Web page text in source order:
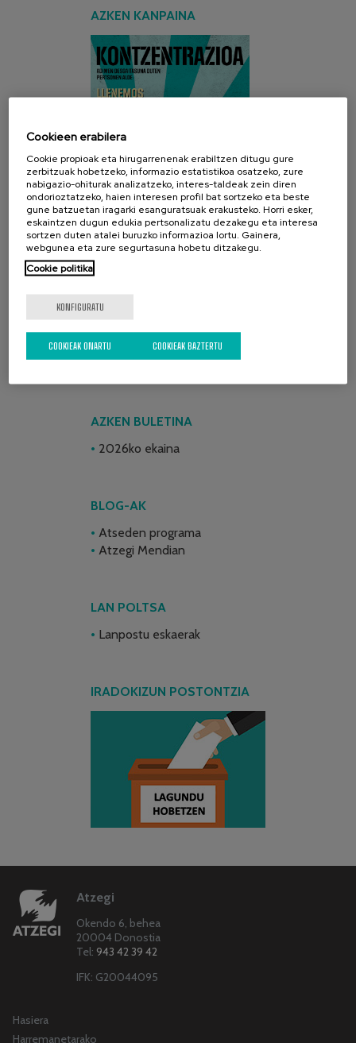
AZKEN KANPAINA
SARE SOZIALAK
AZKEN BULETINA
2026ko ekaina
BLOG-AK
Atseden programa
Atzegi Mendian
LAN POLTSA
Lanpostu eskaerak
IRADOKIZUN POSTONTZIA
Atzegi
Okendo 6, behea
20004 Donostia
Tel: 943 42 39 42
IFK: G20044095
Hasiera
Harremanetarako
Cookieen erabilera
Cookie propioak eta hirugarrenenak erabiltzen ditugu gure
zerbitzuak hobetzeko, informazio estatistikoa osatzeko, zure
nabigazio-ohiturak analizatzeko, interes-taldeak zein diren
ondorioztatzeko, haien interesen profil bat sortzeko eta beste
gune batzuetan iragarki esanguratsuak erakusteko. Horri esker,
eskaintzen dugun edukia pertsonalizatu dezakegu eta interesa
sortzen duten atalei buruzko informazioa lortu. Gainera,
webgunea eta zure segurtasuna hobetu ditzakegu.
Cookie politika
KONFIGURATU
COOKIEAK BAZTERTU
COOKIEAK ONARTU